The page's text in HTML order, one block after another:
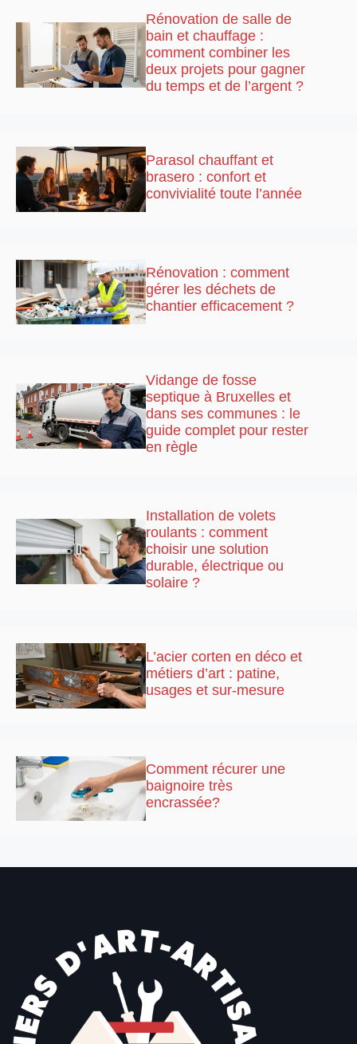
Rénovation de salle de
bain et chauffage :
comment combiner les
deux projets pour gagner
du temps et de l’argent ?
Parasol chauffant et
brasero : confort et
convivialité toute l’année
Rénovation : comment
gérer les déchets de
chantier efficacement ?
Vidange de fosse
septique à Bruxelles et
dans ses communes : le
guide complet pour rester
en règle
Installation de volets
roulants : comment
choisir une solution
durable, électrique ou
solaire ?
L’acier corten en déco et
métiers d’art : patine,
usages et sur-mesure
Comment récurer une
baignoire très
encrassée?